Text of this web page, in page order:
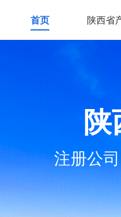
首页 陕西省
陕
注册公